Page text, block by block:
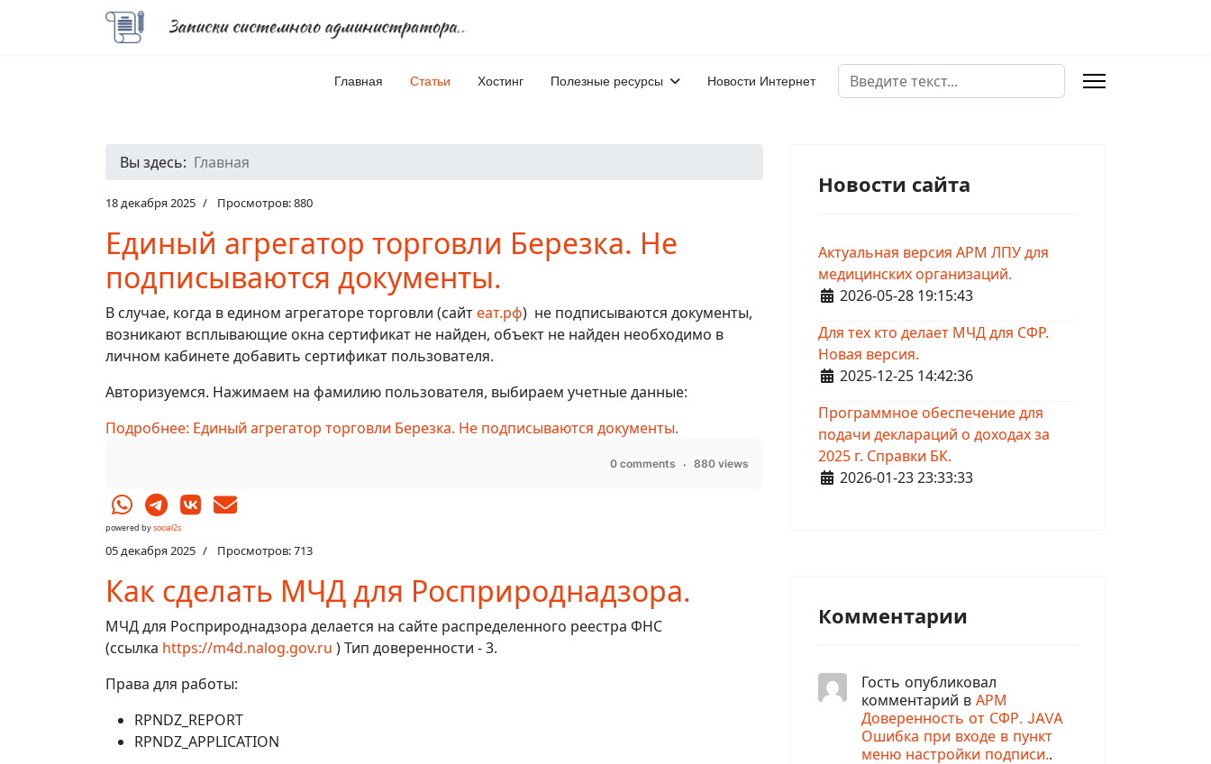
Главная Статьи Хостинг Полезные ресурсы Новости Интернет Поиск
Вы здесь: Главная
18 декабря 2025 Просмотров: 880
Единый агрегатор торговли Березка. Не
подписываются документы.
В случае, когда в едином агрегаторе торговли (сайтеат.рф) не подписываются документы,
возникают всплывающие окна сертификат не найден, объект не найден необходимо в
личном кабинете добавить сертификат пользователя.
Авторизуемся. Нажимаем на фамилию пользователя, выбираем учетные данные:
Подробнее: Единый агрегатор торговли Березка. Не подписываются документы.
0 comments 880 views
powered bysocial2s
05 декабря 2025 Просмотров: 713
Как сделать МЧД для Росприроднадзора.
МЧД для Росприроднадзора делается на сайте распределенного реестра ФНС
(ссылка https://m4d.nalog.gov.ru ) Тип доверенности - 3.
Права для работы:
RPNDZ_REPORT
RPNDZ_APPLICATION
Новости сайта
Актуальная версия АРМ ЛПУ для
медицинских организаций.
Информация о материале
2026-05-28 19:15:43
Для тех кто делает МЧД для СФР.
Новая версия.
Информация о материале
2025-12-25 14:42:36
Программное обеспечение для
подачи деклараций о доходах за
2025 г. Справки БК.
Информация о материале
2026-01-23 23:33:33
Комментарии
Гость опубликовал
комментарий в АРМ
Доверенность от СФР. JAVA
Ошибка при входе в пункт
меню настройки подписи..